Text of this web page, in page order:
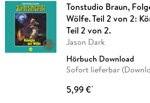
Tonstudio Braun,
Wölfe. Teil 2 von 2:
Teil 2 von 2.
Jason Dark
Hörbuch Download
Sofort lieferbar
5,99 €*